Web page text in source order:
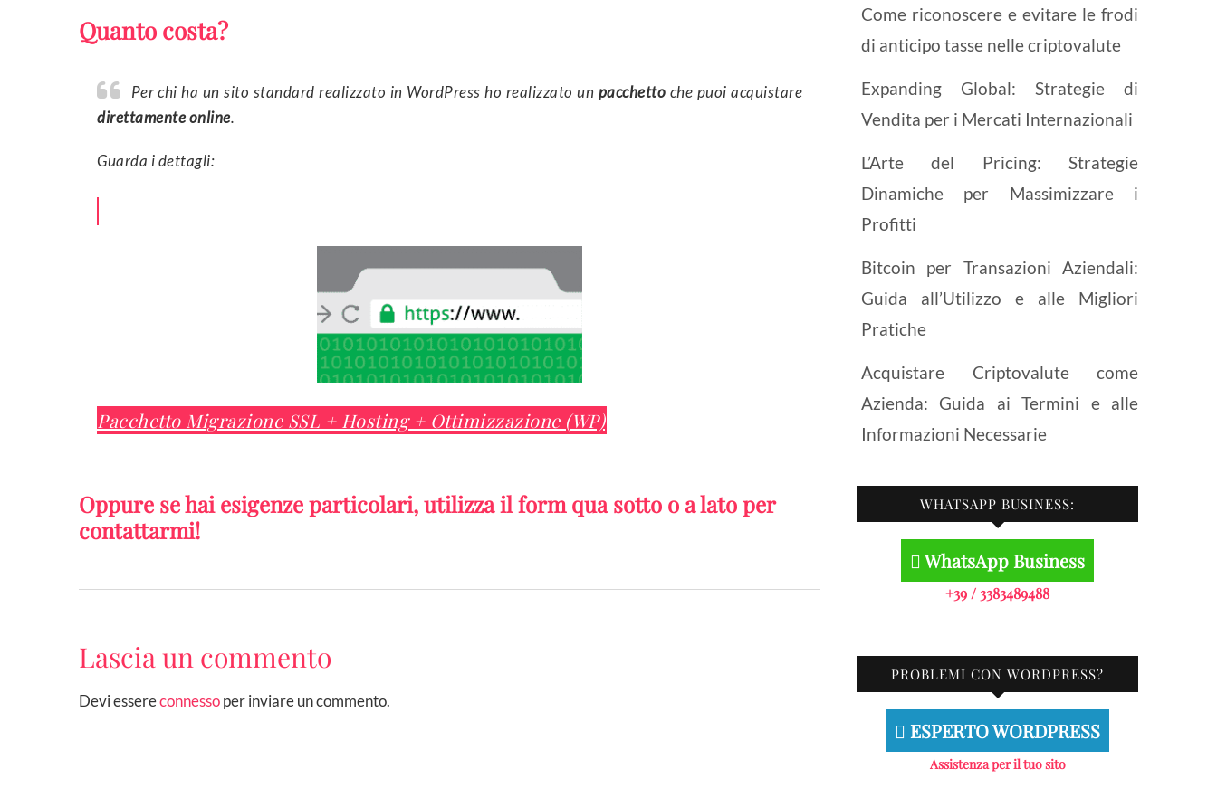
Quanto costa?
Per chi ha un sito standard realizzato in WordPress ho realizzato un pacchetto che puoi acquistare
direttamente online.
Guarda i dettagli:
Pacchetto Migrazione SSL + Hosting + Ottimizzazione (WP)
Oppure se hai esigenze particolari, utilizza il form qua sotto o a lato per
contattarmi!
Lascia un commento
Devi essereconnessoper inviare un commento.
Come riconoscere e evitare le frodi
di anticipo tasse nelle criptovalute
Expanding Global: Strategie di
Vendita per i Mercati Internazionali
L’Arte del Pricing: Strategie
Dinamiche per Massimizzare i
Profitti
Bitcoin per Transazioni Aziendali:
Guida all’Utilizzo e alle Migliori
Pratiche
Acquistare Criptovalute come
Azienda: Guida ai Termini e alle
Informazioni Necessarie
WHATSAPP BUSINESS:
WhatsApp Business
+39 / 3383489488
PROBLEMI CON WORDPRESS?
ESPERTO WORDPRESS
Assistenza per il tuo sito